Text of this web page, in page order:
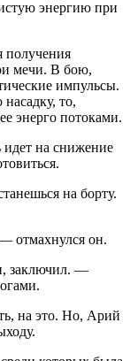
энергию при
получения
мечи. В бою,
импульсы.
то,
энерго потоками.
идет на снижение
на борту.
отмахнулся он.
заключил. —
на это. Но, Арий